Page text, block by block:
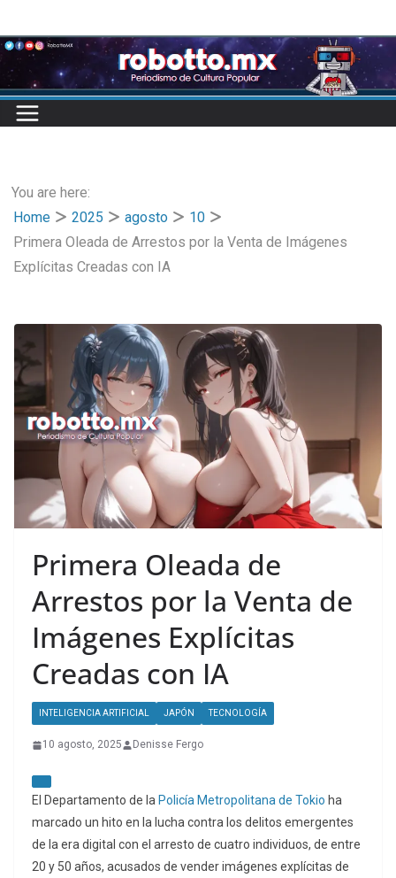
to
content
You are here:
Home
2025 agosto
10
Primera Oleada de Arrestos por la Venta de Imágenes
Explícitas Creadas con IA
Primera Oleada de
Arrestos por la Venta de
Imágenes Explícitas
Creadas con IA
INTELIGENCIA ARTIFICIAL JAPÓN TECNOLOGÍA
10 agosto, 2025 Denisse Fergo
El Departamento de la Policía Metropolitana de Tokio ha
marcado un hito en la lucha contra los delitos emergentes
de la era digital con el arresto de cuatro individuos, de entre
20 y 50 años, acusados de vender imágenes explícitas de